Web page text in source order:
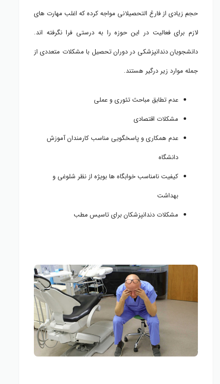
حجم زیادی از فارغ التحصیلانی مواجه کرده که اغلب مهارت های
لازم برای فعالیت در این حوزه را به درستی فرا نگرفته اند.
دانشجویان دندانپزشکی در دوران تحصیل با مشکلات متعددی از
جمله موارد زیر درگیر هستند.
عدم تطابق مباحث تئوری و عملی
مشکلات اقتصادی
عدم همکاری و پاسخگویی مناسب کارمندان آموزش
دانشگاه
کیفیت نامناسب خوابگاه ها بویژه از نظر شلوغی و
بهداشت
مشکلات دندانپزشکان برای تاسیس مطب